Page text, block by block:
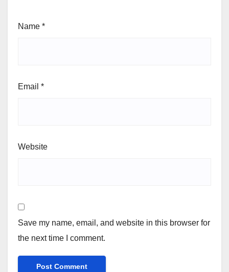
Name *
Email *
Website
Save my name, email, and website in this browser for
the next time I comment.